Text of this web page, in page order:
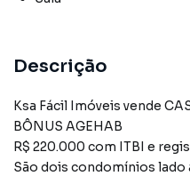
Descrição
Ksa Fácil Imóveis vende
BÔNUS AGEHAB
R$ 220.000 com ITBI e
São dois condomínios lado